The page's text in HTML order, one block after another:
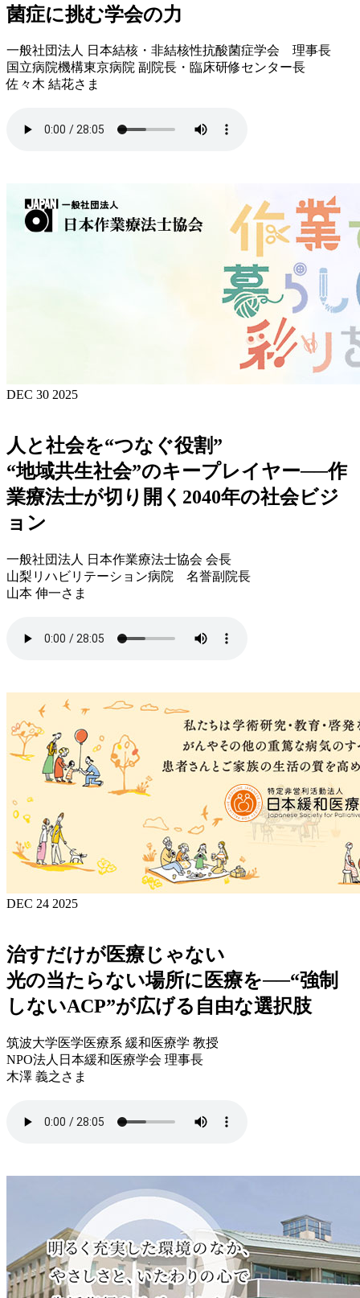
菌症に挑む学会の力
一般社団法人 日本結核・非結核性抗酸菌症学会 理事長
国立病院機構東京病院 副院長・臨床研修センター長
佐々木 結花さま
DEC 30 2025
人と社会を“つなぐ役割”
“地域共生社会”のキープレイヤー──作
業療法士が切り開く2040年の社会ビジ
ョン
一般社団法人 日本作業療法士協会 会長
山梨リハビリテーション病院 名誉副院長
山本 伸一さま
DEC 24 2025
治すだけが医療じゃない
光の当たらない場所に医療を──“強制
しないACP”が広げる自由な選択肢
筑波大学医学医療系 緩和医療学 教授
NPO法人日本緩和医療学会 理事長
木澤 義之さま